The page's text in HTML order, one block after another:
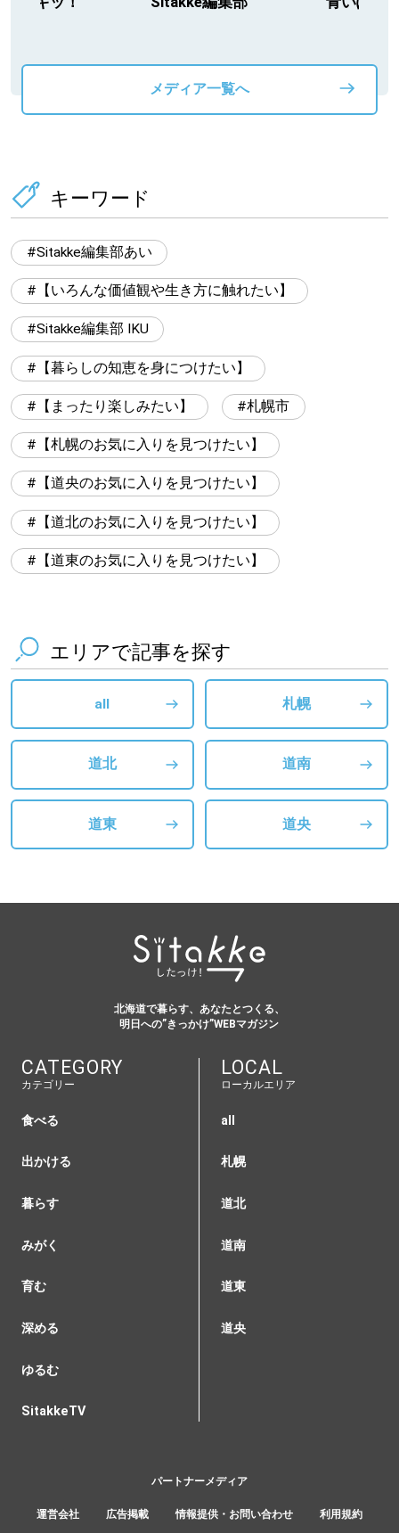
メディア一覧へ
キーワード
Sitakke編集部あい
【いろんな価値観や生き方に触れたい】
Sitakke編集部 IKU
【暮らしの知恵を身につけたい】
【まったり楽しみたい】 札幌市
【札幌のお気に入りを見つけたい】
【道央のお気に入りを見つけたい】
【道北のお気に入りを見つけたい】
【道東のお気に入りを見つけたい】
エリアで記事を探す
all 札幌
道北 道南
道東 道央
北海道で暮らす、あなたとつくる、
明日への”きっかけ”WEBマガジン
CATEGORY
カテゴリー
食べる
出かける
暮らす
みがく
育む
深める
ゆるむ
SitakkeTV
LOCAL
ローカルエリア
all
札幌
道北
道南
道東
道央
運営会社 広告掲載 情報提供・お問い合わせ 利用規約
パートナーメディア